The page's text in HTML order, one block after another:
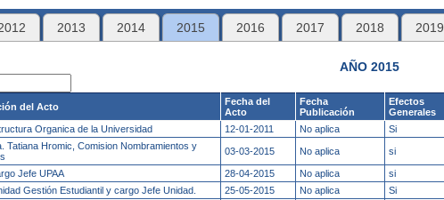
2013 2014 2015 2016 2017 2018 2019
AÑO 2015
del Acto
Fecha del
Acto
Fecha
Publicación
Efectos
Generales
Organica de la Universidad 12-01-2011 No aplica Si
Tatiana Hromic, Comision Nombramientos y
03-03-2015 No aplica si
Jefe UPAA 28-04-2015 No aplica si
Gestión Estudiantil y cargo Jefe Unidad. 25-05-2015 No aplica Si